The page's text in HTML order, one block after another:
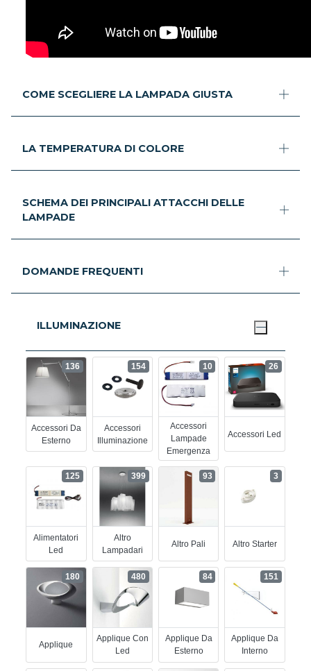
COME SCEGLIERE LA LAMPADA GIUSTA
LA TEMPERATURA DI COLORE
SCHEMA DEI PRINCIPALI ATTACCHI DELLE
LAMPADE
DOMANDE FREQUENTI
ILLUMINAZIONE
Accessori Da
Esterno
136
Accessori
Illuminazione
154
Accessori
Lampade
Emergenza
10
Accessori Led
26
Alimentatori
Led
125
Altro
Lampadari
399
Altro Pali
93
Altro Starter
3
Applique
180
Applique Con
Led
480
Applique Da
Esterno
84
Applique Da
Interno
151